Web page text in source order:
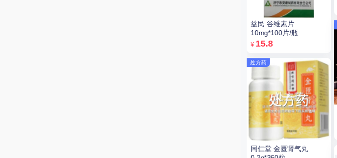
益民 谷维素片
10mg*100片/瓶
¥ 15.8
处方药
同仁堂 金匮肾气丸